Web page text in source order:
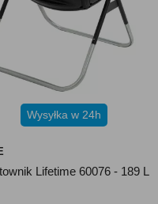
Wysyłka w 24h
Lifetime 60076 - 189 L